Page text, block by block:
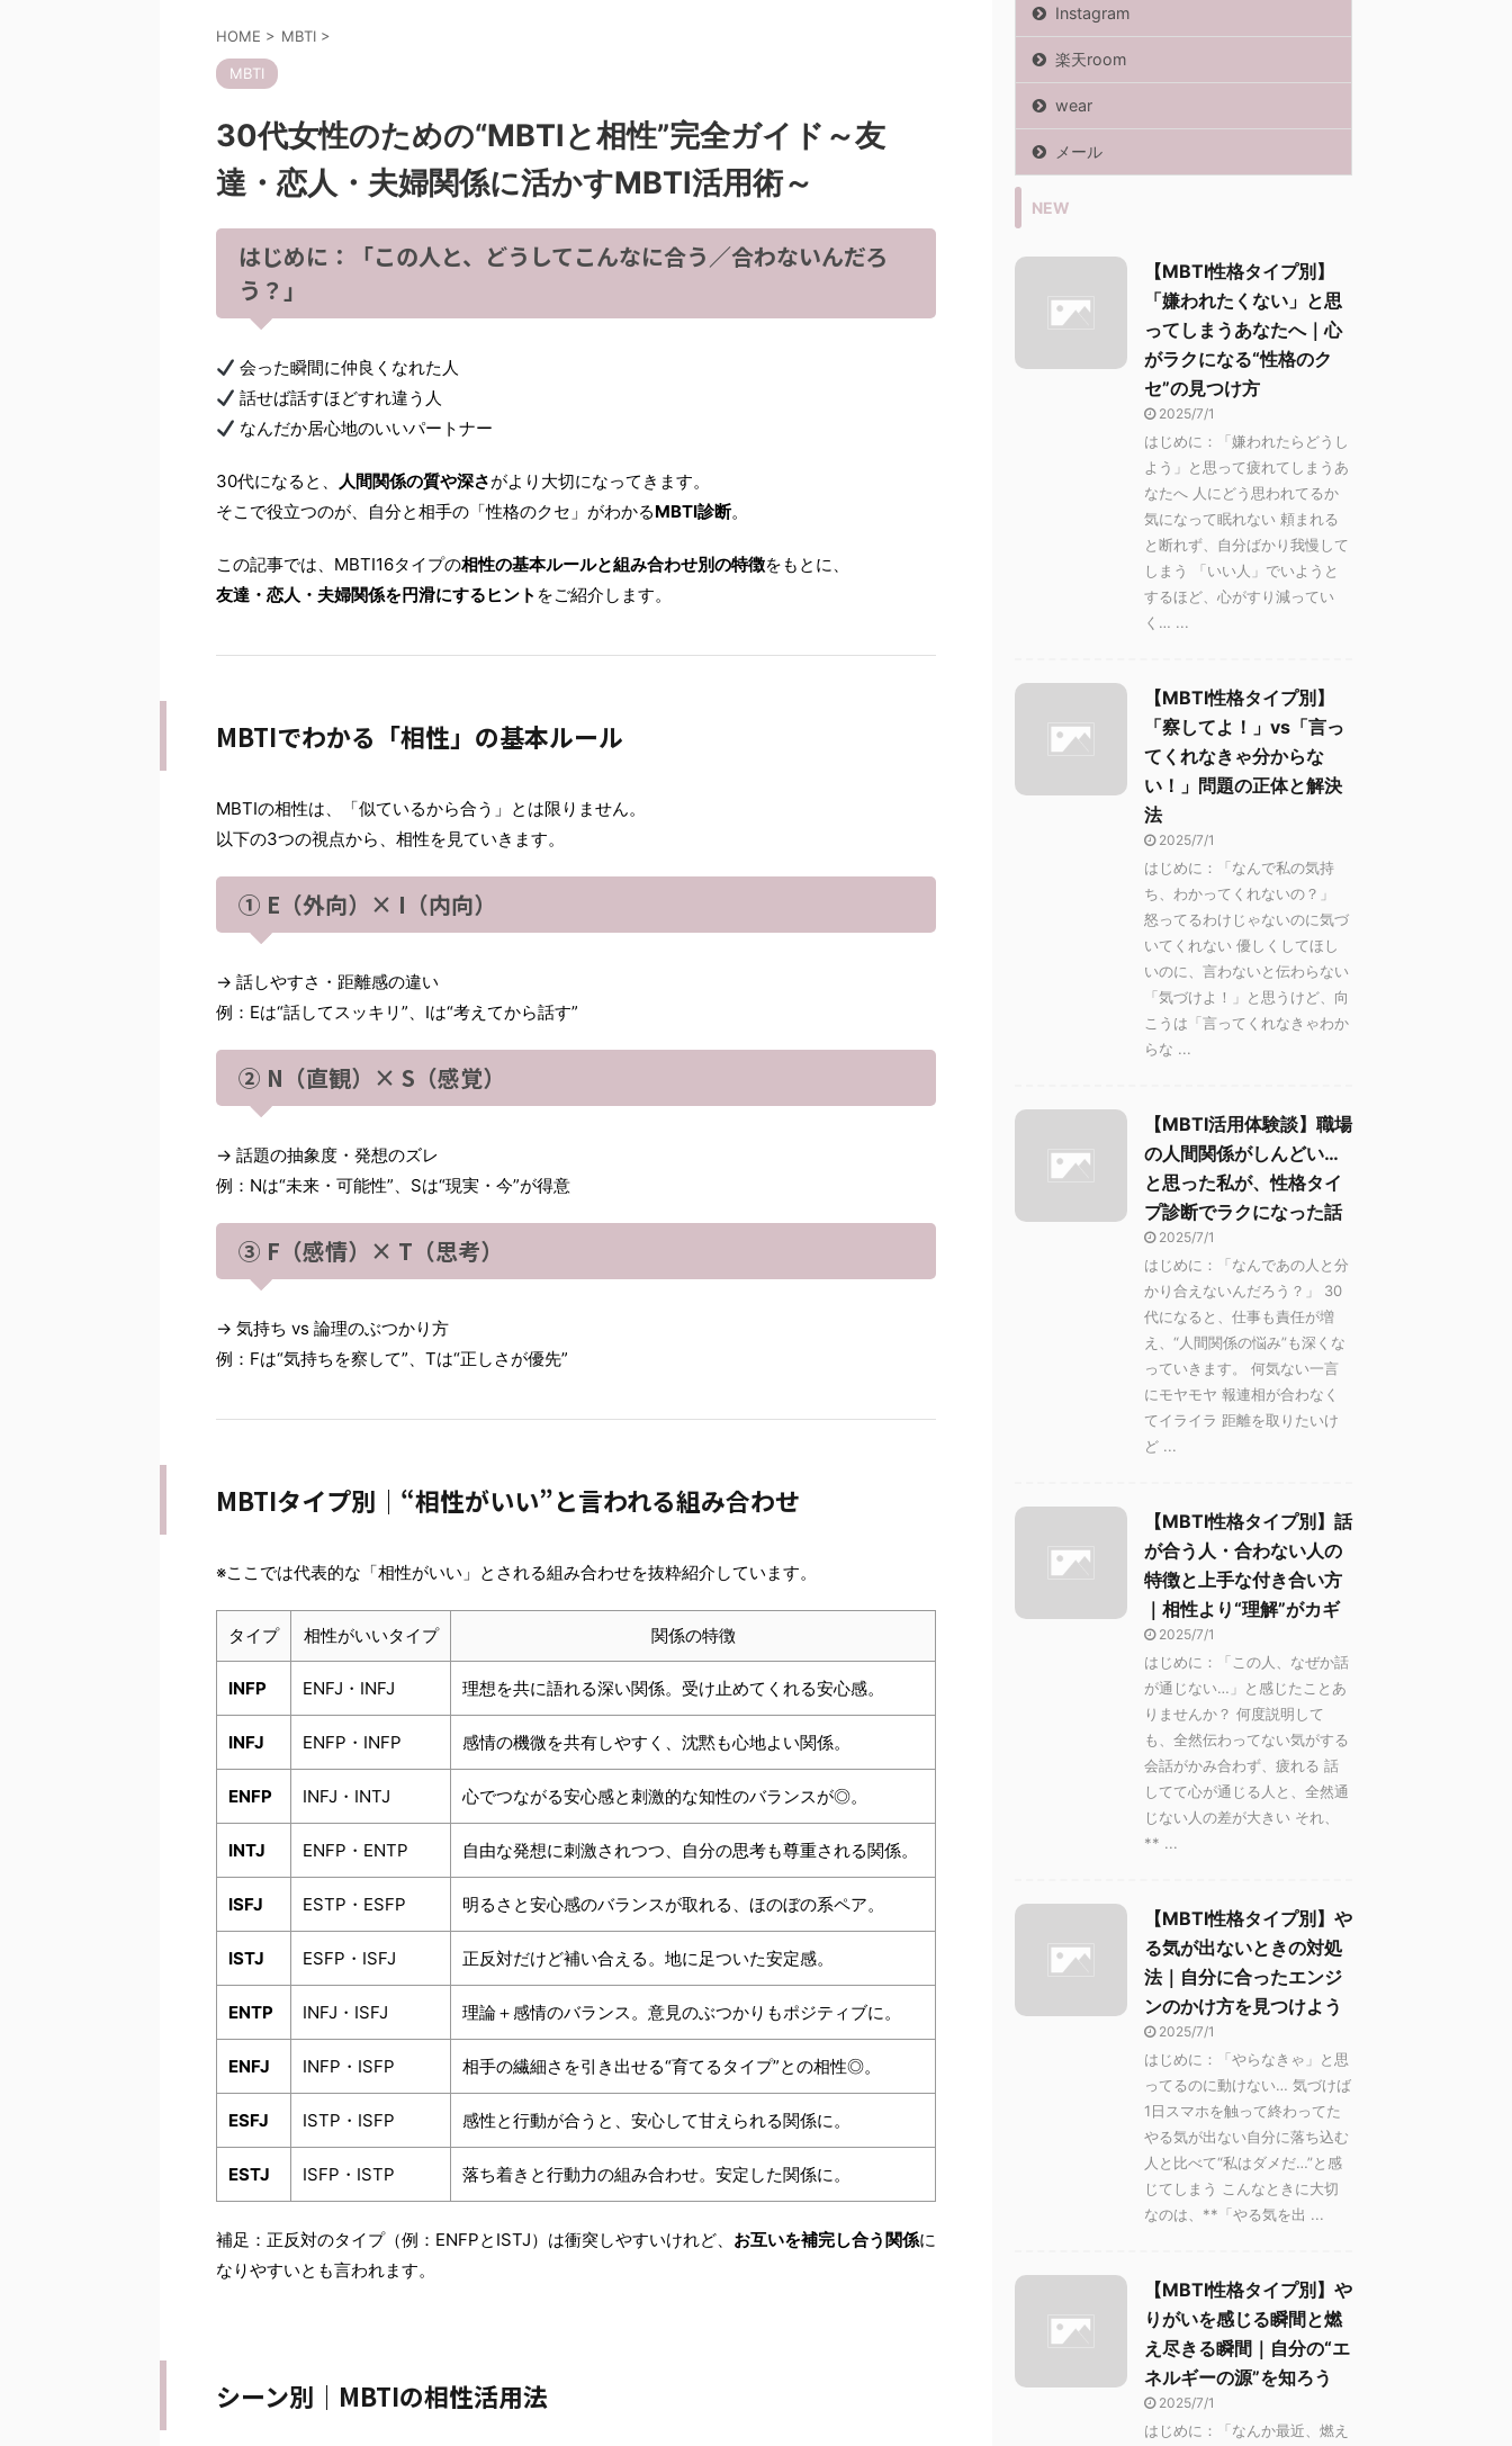
HOME > MBTI >
MBTI
30代女性のための“MBTIと相性”完全ガイド～友
達・恋人・夫婦関係に活かすMBTI活用術～
はじめに：「この人と、どうしてこんなに合う／合わないんだろ
う？」
会った瞬間に仲良くなれた人
話せば話すほどすれ違う人
なんだか居心地のいいパートナー
30代になると、 人間関係の質や深さがより大切になってきます。
そこで役立つのが、自分と相手の「性格のクセ」がわかるMBTI診断。
この記事では、MBTI16タイプの相性の基本ルールと組み合わせ別の特徴をもとに、
友達・恋人・夫婦関係を円滑にするヒント をご紹介します。
MBTIでわかる「相性」の基本ルール
MBTIの相性は、「似ているから合う」とは限りません。
以下の3つの視点から、相性を見ていきます。
① E（外向）× I（内向）
→ 話しやすさ・距離感の違い
例：Eは“話してスッキリ”、Iは“考えてから話す”
② N（直観）× S（感覚）
→ 話題の抽象度・発想のズレ
例：Nは“未来・可能性”、Sは“現実・今”が得意
③ F（感情）× T（思考）
→ 気持ち vs 論理のぶつかり方
例：Fは“気持ちを察して”、Tは“正しさが優先”
MBTIタイプ別｜“相性がいい”と言われる組み合わせ
※ここでは代表的な「相性がいい」とされる組み合わせを抜粋紹介しています。
タイプ 相性がいいタイプ 関係の特徴
INFP ENFJ・INFJ 理想を共に語れる深い関係。受け止めてくれる安心感。
INFJ ENFP・INFP 感情の機微を共有しやすく、沈黙も心地よい関係。
ENFP INFJ・INTJ 心でつながる安心感と刺激的な知性のバランスが◎。
INTJ ENFP・ENTP 自由な発想に刺激されつつ、自分の思考も尊重される関係。
ISFJ ESTP・ESFP 明るさと安心感のバランスが取れる、ほのぼの系ペア。
ISTJ ESFP・ISFJ 正反対だけど補い合える。地に足ついた安定感。
ENTP INFJ・ISFJ 理論＋感情のバランス。意見のぶつかりもポジティブに。
ENFJ INFP・ISFP 相手の繊細さを引き出せる“育てるタイプ”との相性◎。
ESFJ ISTP・ISFP 感性と行動が合うと、安心して甘えられる関係に。
ESTJ ISFP・ISTP 落ち着きと行動力の組み合わせ。安定した関係に。
補足：正反対のタイプ（例：ENFPとISTJ）は衝突しやすいけれど、 お互いを補完し合う関係に
なりやすいとも言われます。
シーン別｜MBTIの相性活用法
Instagram
楽天room
wear
メール
NEW
【MBTI性格タイプ別】
「嫌われたくない」と思
ってしまうあなたへ｜心
がラクになる“性格のク
セ”の見つけ方
2025/7/1
はじめに：「嫌われたらどうし
よう」と思って疲れてしまうあ
なたへ 人にどう思われてるか
気になって眠れない 頼まれる
と断れず、自分ばかり我慢して
しまう 「いい人」でいようと
するほど、心がすり減ってい
く… ...
【MBTI性格タイプ別】
「察してよ！」vs「言っ
てくれなきゃ分からな
い！」問題の正体と解決
法
2025/7/1
はじめに：「なんで私の気持
ち、わかってくれないの？」
怒ってるわけじゃないのに気づ
いてくれない 優しくしてほし
いのに、言わないと伝わらない
「気づけよ！」と思うけど、向
こうは「言ってくれなきゃわか
らな ...
【MBTI活用体験談】職場
の人間関係がしんどい…
と思った私が、性格タイ
プ診断でラクになった話
2025/7/1
はじめに：「なんであの人と分
かり合えないんだろう？」 30
代になると、仕事も責任が増
え、“人間関係の悩み”も深くな
っていきます。 何気ない一言
にモヤモヤ 報連相が合わなく
てイライラ 距離を取りたいけ
ど ...
【MBTI性格タイプ別】話
が合う人・合わない人の
特徴と上手な付き合い方
｜相性より“理解”がカギ
2025/7/1
はじめに：「この人、なぜか話
が通じない…」と感じたことあ
りませんか？ 何度説明して
も、全然伝わってない気がする
会話がかみ合わず、疲れる 話
してて心が通じる人と、全然通
じない人の差が大きい それ、
** ...
【MBTI性格タイプ別】や
る気が出ないときの対処
法｜自分に合ったエンジ
ンのかけ方を見つけよう
2025/7/1
はじめに：「やらなきゃ」と思
ってるのに動けない… 気づけば
1日スマホを触って終わってた
やる気が出ない自分に落ち込む
人と比べて“私はダメだ…”と感
じてしまう こんなときに大切
なのは、**「やる気を出 ...
【MBTI性格タイプ別】や
りがいを感じる瞬間と燃
え尽きる瞬間｜自分の“エ
ネルギーの源”を知ろう
2025/7/1
はじめに：「なんか最近、燃え